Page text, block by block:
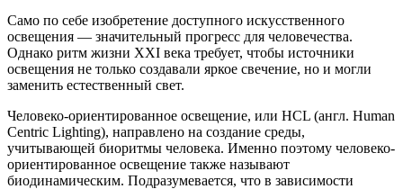
Само по себе изобретение доступного искусственного
освещения — значительный прогресс для человечества.
Однако ритм жизни XXI века требует, чтобы источники
освещения не только создавали яркое свечение, но и могли
заменить естественный свет.
Человеко-ориентированное освещение, или HCL (англ. Human
Centric Lighting), направлено на создание среды,
учитывающей биоритмы человека. Именно поэтому человеко-
ориентированное освещение также называют
биодинамическим. Подразумевается, что в зависимости